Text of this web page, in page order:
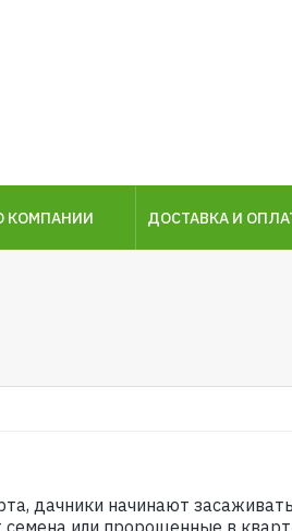
КОМПАНИИ ДОСТАВКА И
дачники начинают